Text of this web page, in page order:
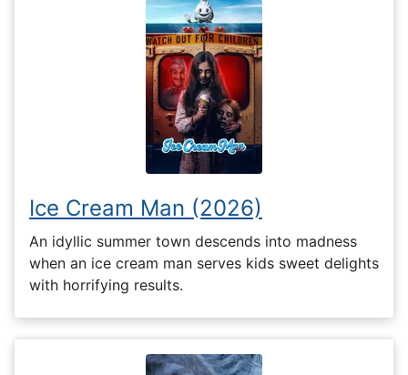
Ice Cream Man (2026)
An idyllic summer town descends into madness
when an ice cream man serves kids sweet delights
with horrifying results.